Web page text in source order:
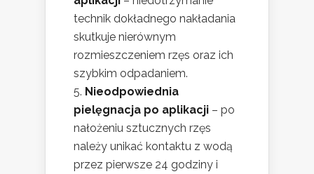
technik dokładnego nakładania
skutkuje nierównym
rozmieszczeniem rzęs oraz ich
szybkim odpadaniem.
Nieodpowiednia
pielęgnacja po aplikacji – po
nałożeniu sztucznych rzęs
należy unikać kontaktu z wodą
przez pierwsze 24 godziny i